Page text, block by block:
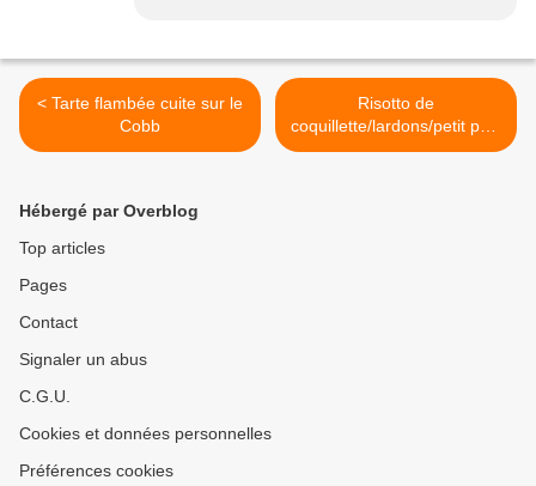
< Tarte flambée cuite sur le
Cobb
Risotto de
coquillette/lardons/petit pois
>
Hébergé par Overblog
Top articles
Pages
Contact
Signaler un abus
C.G.U.
Cookies et données personnelles
Préférences cookies